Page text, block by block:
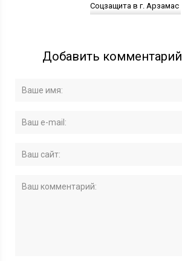
Соцзащита в г. Арзамас
Добавить комментарий